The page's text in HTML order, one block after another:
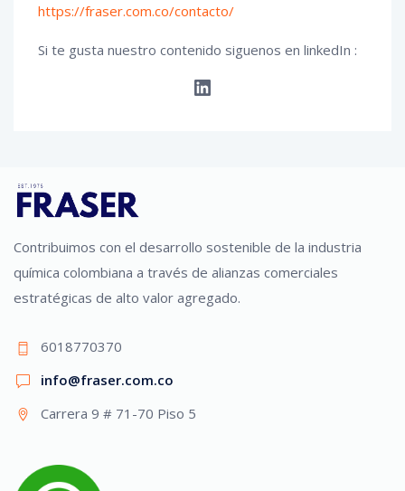
https://fraser.com.co/contacto/
Si te gusta nuestro contenido siguenos en linkedIn :
LinkedIn
Contribuimos con el desarrollo sostenible de la industria
química colombiana a través de alianzas comerciales
estratégicas de alto valor agregado.
6018770370
info@fraser.com.co
Carrera 9 # 71-70 Piso 5